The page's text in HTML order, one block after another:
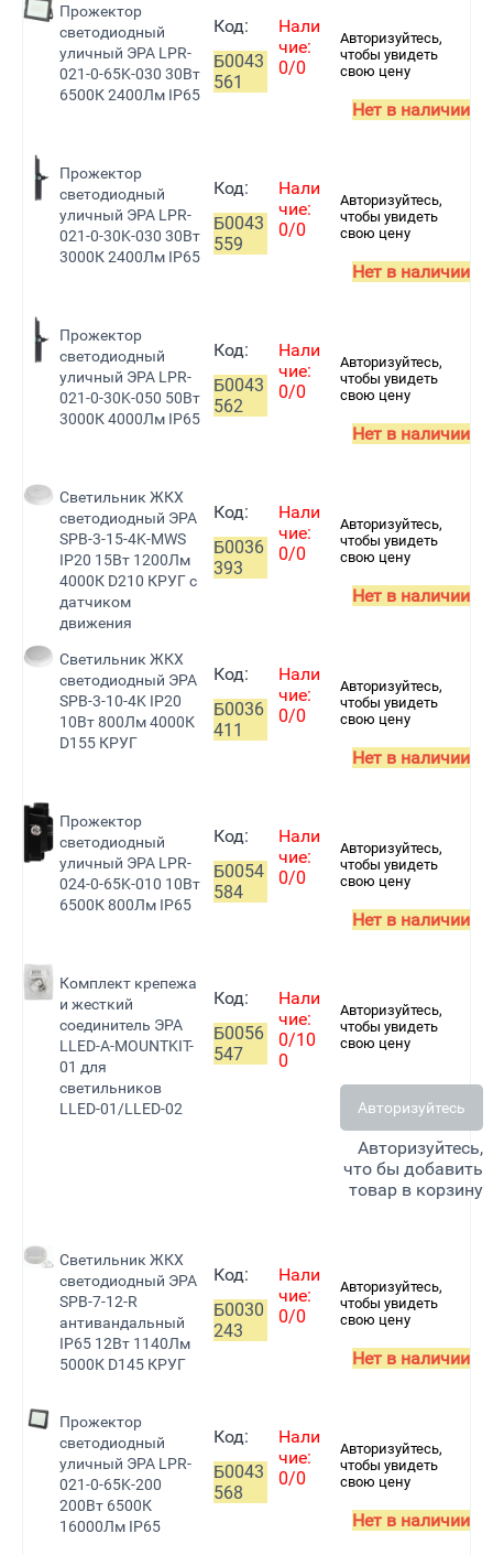
Прожектор
светодиодный
уличный ЭРА LPR-
021-0-65K-030 30Вт
6500К 2400Лм IP65
Код:
Б0043
561
Нали
чие:
0/0
Авторизуйтесь,
чтобы увидеть
свою цену
Нет в наличии
Прожектор
светодиодный
уличный ЭРА LPR-
021-0-30K-030 30Вт
3000К 2400Лм IP65
Код:
Б0043
559
Нали
чие:
0/0
Авторизуйтесь,
чтобы увидеть
свою цену
Нет в наличии
Прожектор
светодиодный
уличный ЭРА LPR-
021-0-30K-050 50Вт
3000К 4000Лм IP65
Код:
Б0043
562
Нали
чие:
0/0
Авторизуйтесь,
чтобы увидеть
свою цену
Нет в наличии
Светильник ЖКХ
светодиодный ЭРА
SPB-3-15-4K-MWS
IP20 15Вт 1200Лм
4000К D210 КРУГ с
датчиком
движения
Код:
Б0036
393
Нали
чие:
0/0
Авторизуйтесь,
чтобы увидеть
свою цену
Нет в наличии
Светильник ЖКХ
светодиодный ЭРА
SPB-3-10-4K IP20
10Вт 800Лм 4000К
D155 КРУГ
Код:
Б0036
411
Нали
чие:
0/0
Авторизуйтесь,
чтобы увидеть
свою цену
Нет в наличии
Прожектор
светодиодный
уличный ЭРА LPR-
024-0-65K-010 10Вт
6500К 800Лм IP65
Код:
Б0054
584
Нали
чие:
0/0
Авторизуйтесь,
чтобы увидеть
свою цену
Нет в наличии
Комплект крепежа
и жесткий
соединитель ЭРА
LLED-А-MOUNTKIT-
01 для
светильников
LLED-01/LLED-02
Код:
Б0056
547
Нали
чие:
0/10
0
Авторизуйтесь,
чтобы увидеть
свою цену
Авторизуйтесь
Авторизуйтесь,
что бы добавить
товар в корзину
Светильник ЖКХ
светодиодный ЭРА
SPB-7-12-R
антивандальный
IP65 12Вт 1140Лм
5000К D145 КРУГ
Код:
Б0030
243
Нали
чие:
0/0
Авторизуйтесь,
чтобы увидеть
свою цену
Нет в наличии
Прожектор
светодиодный
уличный ЭРА LPR-
021-0-65K-200
200Вт 6500К
16000Лм IP65
Код:
Б0043
568
Нали
чие:
0/0
Авторизуйтесь,
чтобы увидеть
свою цену
Нет в наличии